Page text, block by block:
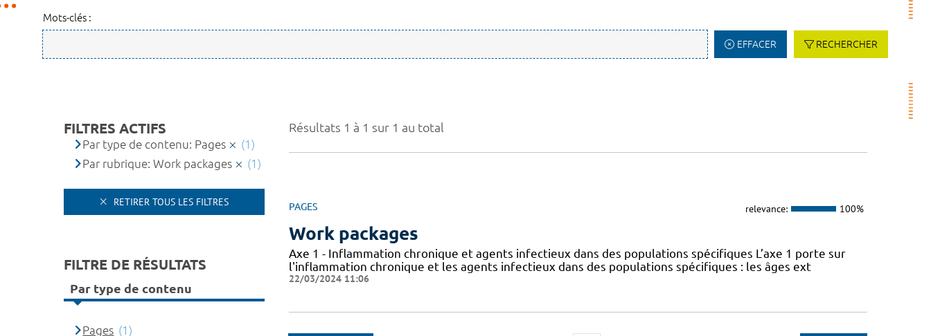
Mots-clés :
EFFACER RECHERCHER
Résultats 1 à 1 sur 1 au total
PAGES relevance: 100%
Work packages
Axe 1 - Inflammation chronique et agents infectieux dans des populations spécifiques L’axe 1 porte sur
l'inflammation chronique et les agents infectieux dans des populations spécifiques : les âges ext
22/03/2024 11:06
FILTRES ACTIFS
Par type de contenu: Pages
(1)
Par rubrique: Work packages
(1)
RETIRER TOUS LES FILTRES
FILTRE DE RÉSULTATS
Par type de contenu
Pages (1)